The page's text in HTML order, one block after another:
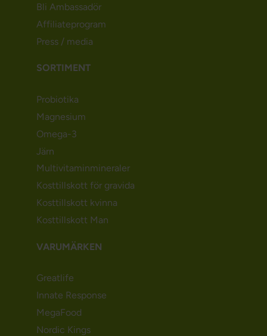
Bli Ambassadör
Affiliateprogram
Press / media
SORTIMENT
Probiotika
Magnesium
Omega-3
Järn
Multivitaminmineraler
Kosttillskott för gravida
Kosttillskott kvinna
Kosttillskott Man
VARUMÄRKEN
Greatlife
Innate Response
MegaFood
Nordic Kings